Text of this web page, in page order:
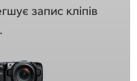
запис кліпів